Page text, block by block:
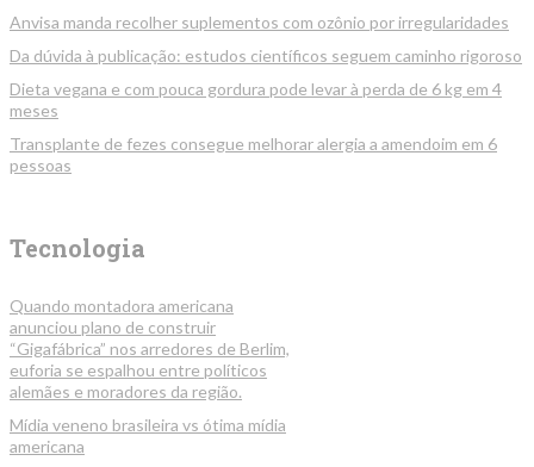
Anvisa manda recolher suplementos com ozônio por irregularidades
Da dúvida à publicação: estudos científicos seguem caminho rigoroso
Dieta vegana e com pouca gordura pode levar à perda de 6 kg em 4
meses
Transplante de fezes consegue melhorar alergia a amendoim em 6
pessoas
Tecnologia
Quando montadora americana
anunciou plano de construir
“Gigafábrica” nos arredores de Berlim,
euforia se espalhou entre políticos
alemães e moradores da região.
Mídia veneno brasileira vs ótima mídia
americana